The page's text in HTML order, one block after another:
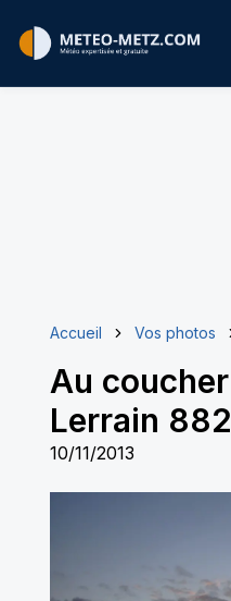
Accueil Vos photos
Au
Lerrain
10/11/2013